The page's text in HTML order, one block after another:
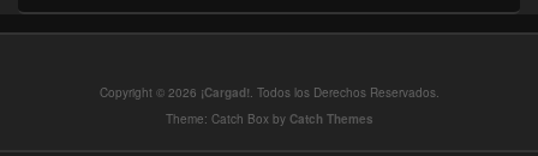
Copyright © 2026 ¡Cargad! . Todos los Derechos Reservados.
Theme: Catch Box by Catch Themes